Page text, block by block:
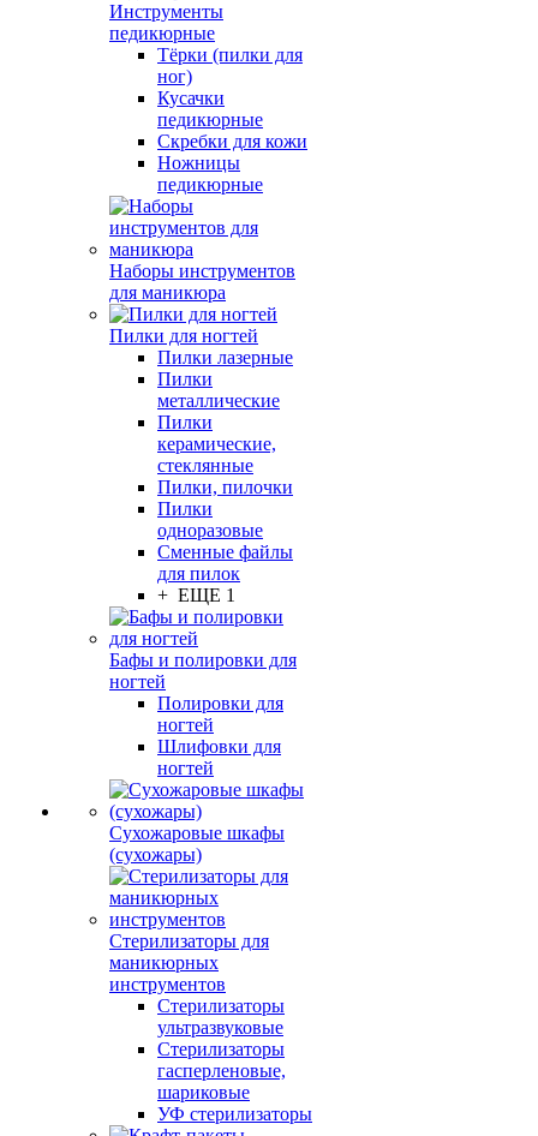
Инструменты
педикюрные
Тёрки (пилки для
ног)
Кусачки
педикюрные
Скребки для кожи
Ножницы
педикюрные
Наборы инструментов
для маникюра
Пилки для ногтей
Пилки лазерные
Пилки
металлические
Пилки
керамические,
стеклянные
Пилки, пилочки
Пилки
одноразовые
Сменные файлы
для пилок
+ ЕЩЕ 1
Бафы и полировки для
ногтей
Полировки для
ногтей
Шлифовки для
ногтей
Сухожаровые шкафы
(сухожары)
Стерилизаторы для
маникюрных
инструментов
Стерилизаторы
ультразвуковые
Стерилизаторы
гасперленовые,
шариковые
УФ стерилизаторы